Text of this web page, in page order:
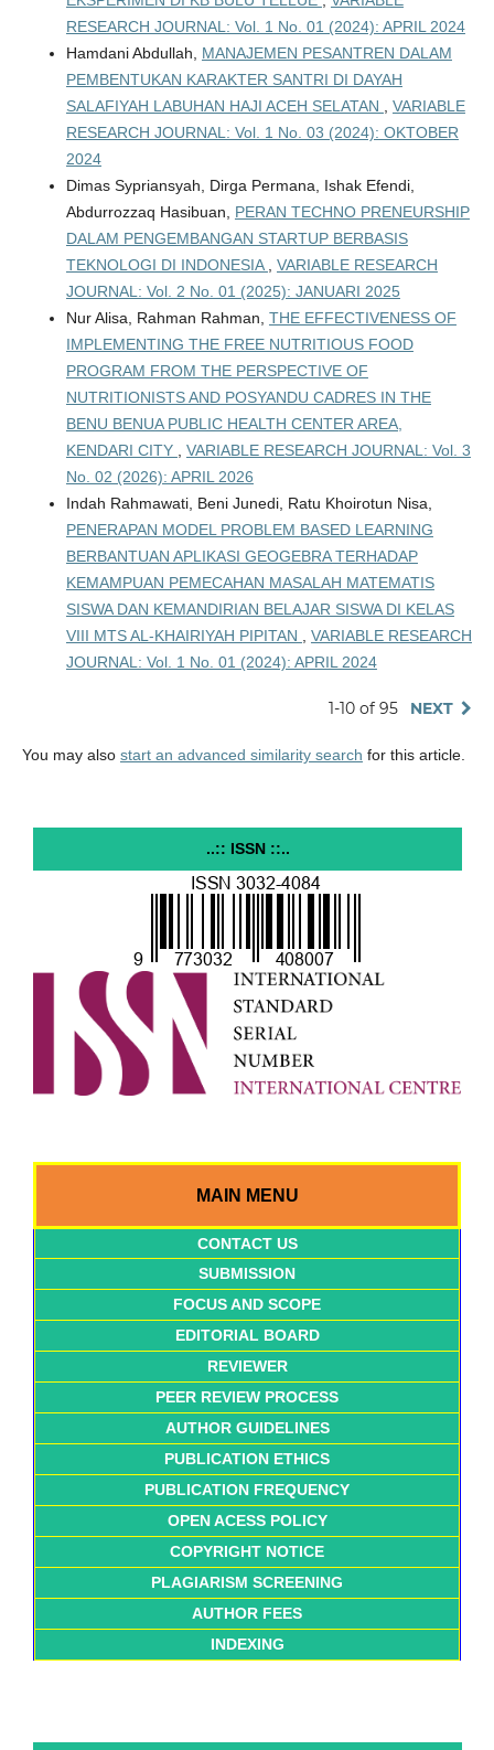
RESEARCH JOURNAL: Vol. 1 No. 01 (2024): APRIL 2024
Hamdani Abdullah, MANAJEMEN PESANTREN DALAM
PEMBENTUKAN KARAKTER SANTRI DI DAYAH
SALAFIYAH LABUHAN HAJI ACEH SELATAN
VARIABLE
RESEARCH JOURNAL: Vol. 1 No. 03 (2024): OKTOBER
2024
Dimas Sypriansyah, Dirga Permana, Ishak Efendi,
Abdurrozzaq Hasibuan, PERAN TECHNO PRENEURSHIP
DALAM PENGEMBANGAN STARTUP BERBASIS
TEKNOLOGI DI INDONESIA
VARIABLE RESEARCH
JOURNAL: Vol. 2 No. 01 (2025): JANUARI 2025
Nur Alisa, Rahman Rahman, THE EFFECTIVENESS OF
IMPLEMENTING THE FREE NUTRITIOUS FOOD
PROGRAM FROM THE PERSPECTIVE OF
NUTRITIONISTS AND POSYANDU CADRES IN THE
BENU BENUA PUBLIC HEALTH CENTER AREA,
KENDARI CITY
VARIABLE RESEARCH JOURNAL: Vol. 3
No. 02 (2026): APRIL 2026
Indah Rahmawati, Beni Junedi, Ratu Khoirotun Nisa,
PENERAPAN MODEL PROBLEM BASED LEARNING
BERBANTUAN APLIKASI GEOGEBRA TERHADAP
KEMAMPUAN PEMECAHAN MASALAH MATEMATIS
SISWA DAN KEMANDIRIAN BELAJAR SISWA DI KELAS
VIII MTS AL-KHAIRIYAH PIPITAN
VARIABLE RESEARCH
JOURNAL: Vol. 1 No. 01 (2024): APRIL 2024
1-10 of 95 NEXT
You may also start an advanced similarity search for this article.
..:: ISSN ::..
MAIN MENU
CONTACT US
SUBMISSION
FOCUS AND SCOPE
EDITORIAL BOARD
REVIEWER
PEER REVIEW PROCESS
AUTHOR GUIDELINES
PUBLICATION ETHICS
PUBLICATION FREQUENCY
OPEN ACESS POLICY
COPYRIGHT NOTICE
PLAGIARISM SCREENING
AUTHOR FEES
INDEXING